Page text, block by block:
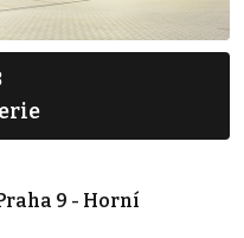
9 - Horní